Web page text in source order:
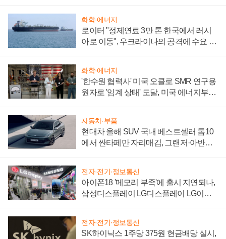
화학·에너지
로이터 "정제연료 3만 톤 한국에서 러시
아로 이동", 우크라이나의 공격에 수요 늘
화학·에너지
'한수원 협력사' 미국 오클로 SMR 연구용
원자로 '임계 상태' 도달, 미국 에너지부
자동차·부품
현대차 올해 SUV 국내 베스트셀러 톱10
에서 싼타페만 자리매김, 그랜저·아반떼
전자·전기·정보통신
아이폰18 '메모리 부족'에 출시 지연되나,
삼성디스플레이 LG디스플레이 LG이노
전자·전기·정보통신
SK하이닉스 1주당 375원 현금배당 실시,